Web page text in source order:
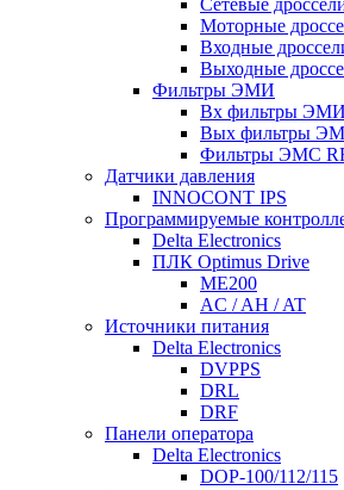
Сетевые
Моторные
Входные
Выходные
Фильтры ЭМИ
Вх фильтры
Вых фильтры
Фильтры ЭМС
Датчики давления
INNOCONT IPS
Программируемые
Delta Electronics
ПЛК Optimus Drive
ME200
AC / AH / AT
Источники питания
Delta Electronics
DVPPS
DRL
DRF
Панели оператора
Delta Electronics
DOP-100/112/115